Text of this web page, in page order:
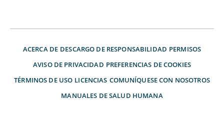
ACERCA DE DESCARGO DE RESPONSABILIDAD PERMISOS
AVISO DE PRIVACIDAD PREFERENCIAS DE COOKIES
TÉRMINOS DE USO LICENCIAS COMUNÍQUESE CON NOSOTROS
MANUALES DE SALUD HUMANA